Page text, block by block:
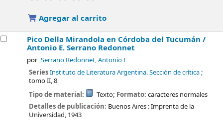
Agregar al carrito
Pico Della Mirandola en Córdoba del Tucumán /
Antonio E. Serrano Redonnet
por Serrano Redonnet, Antonio E
SeriesInstituto de Literatura Argentina. Sección de crítica;
tomo II, 8
Tipo de material:
Texto; Formato: caracteres normales
Detalles de publicación: Buenos Aires :Imprenta de la
Universidad, 1943